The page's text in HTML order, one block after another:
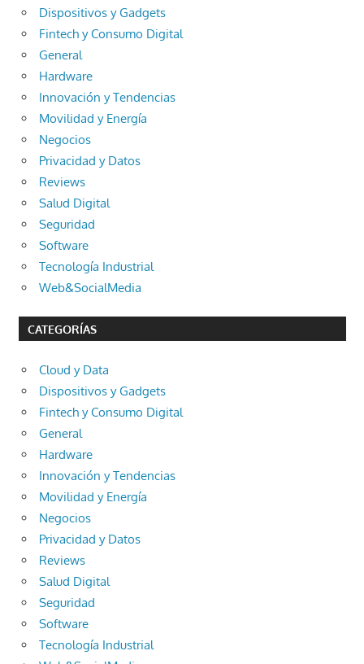
Dispositivos y Gadgets
Fintech y Consumo Digital
General
Hardware
Innovación y Tendencias
Movilidad y Energía
Negocios
Privacidad y Datos
Reviews
Salud Digital
Seguridad
Software
Tecnología Industrial
Web&SocialMedia
CATEGORÍAS
Cloud y Data
Dispositivos y Gadgets
Fintech y Consumo Digital
General
Hardware
Innovación y Tendencias
Movilidad y Energía
Negocios
Privacidad y Datos
Reviews
Salud Digital
Seguridad
Software
Tecnología Industrial